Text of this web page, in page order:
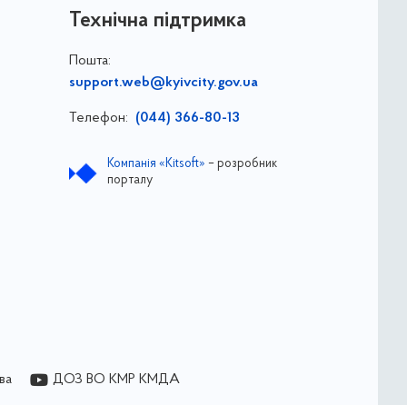
Технічна підтримка
Пошта:
support.web@kyivcity.gov.ua
Телефон: (044) 366-80-13
Компанія «Kitsoft» – розробник
порталу
ДОЗ ВО КМР КМДА